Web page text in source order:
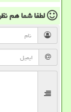
لطفا شما هم